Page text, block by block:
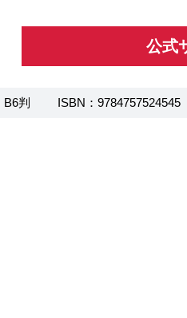
公式
B6判 ISBN：9784757524545